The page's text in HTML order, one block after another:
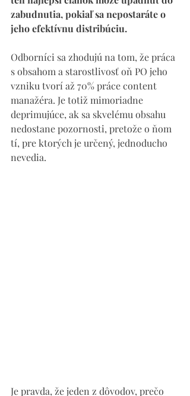
zabudnutia, pokiaľ sa nepostaráte o
jeho efektívnu distribúciu.
Odborníci sa zhodujú na tom, že práca
s obsahom a starostlivosť oň PO jeho
vzniku tvorí až 70% práce content
manažéra. Je totiž mimoriadne
deprimujúce, ak sa skvelému obsahu
nedostane pozornosti, pretože o ňom
tí, pre ktorých je určený, jednoducho
nevedia.
Je pravda, že jeden z dôvodov, prečo